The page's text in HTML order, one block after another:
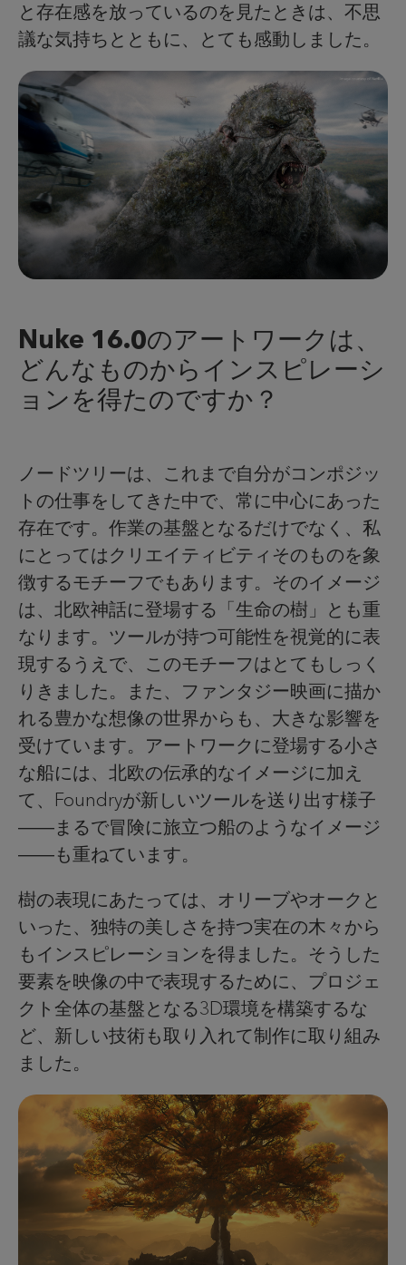
と存在感を放っているのを見たときは、不思
議な気持ちとともに、とても感動しました。
Nuke 16.0のアートワークは、
どんなものからインスピレーシ
ョンを得たのですか？
ノードツリーは、これまで自分がコンポジッ
トの仕事をしてきた中で、常に中心にあった
存在です。作業の基盤となるだけでなく、私
にとってはクリエイティビティそのものを象
徴するモチーフでもあります。そのイメージ
は、北欧神話に登場する「生命の樹」とも重
なります。ツールが持つ可能性を視覚的に表
現するうえで、このモチーフはとてもしっく
りきました。また、ファンタジー映画に描か
れる豊かな想像の世界からも、大きな影響を
受けています。アートワークに登場する小さ
な船には、北欧の伝承的なイメージに加え
て、Foundryが新しいツールを送り出す様子
――まるで冒険に旅立つ船のようなイメージ
――も重ねています。
樹の表現にあたっては、オリーブやオークと
いった、独特の美しさを持つ実在の木々から
もインスピレーションを得ました。そうした
要素を映像の中で表現するために、プロジェ
クト全体の基盤となる3D環境を構築するな
ど、新しい技術も取り入れて制作に取り組み
ました。